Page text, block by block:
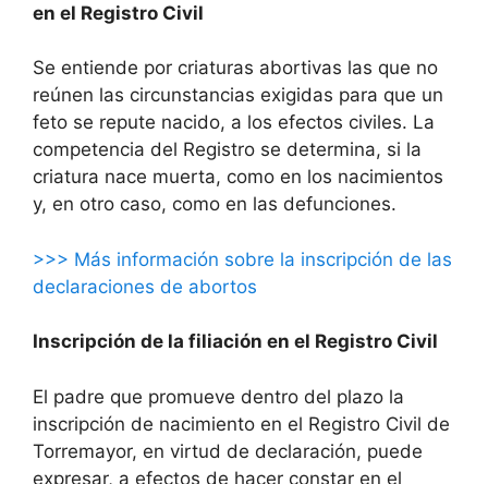
en el Registro Civil
Se entiende por criaturas abortivas las que no
reúnen las circunstancias exigidas para que un
feto se repute nacido, a los efectos civiles. La
competencia del Registro se determina, si la
criatura nace muerta, como en los nacimientos
y, en otro caso, como en las defunciones.
>>> Más información sobre la inscripción de las
declaraciones de abortos
Inscripción de la filiación en el Registro Civil
El padre que promueve dentro del plazo la
inscripción de nacimiento en el Registro Civil de
Torremayor, en virtud de declaración, puede
expresar, a efectos de hacer constar en el